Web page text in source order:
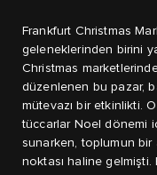
Frankfurt Christmas
geleneklerinden birini
Christmas
düzenlenen bu pazar,
mütevazı bir etkinlikti.
tüccarlar Noel dönemi
sunarken, toplumun bir
noktası haline